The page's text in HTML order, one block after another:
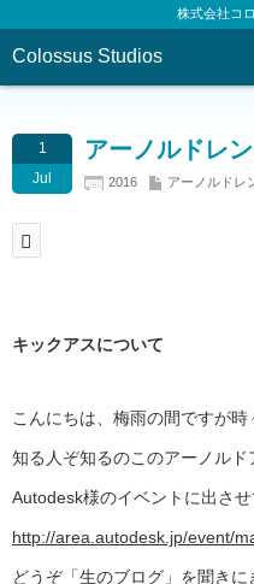
株式会社コ
Colossus Studios
1
Jul
アーノルドレ
2016 アーノルドレ
キックアスについて
こんにちは、梅雨の間ですが時
知る人ぞ知るのこのアーノルド
Autodesk様のイベントに出さ
http://area.autodesk.jp/event/
どうぞ「生のブログ」を聞きに